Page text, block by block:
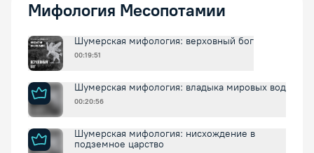
Мифология Месопотамии
Шумерская мифология: верховный бог
00:19:51
Шумерская мифология: владыка мировых вод
00:20:56
Шумерская мифология: нисхождение в
подземное царство